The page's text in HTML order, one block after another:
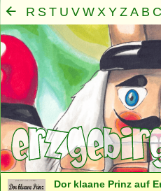
R S T U V W X Y Z A B C
O P
Mensch·Seele·Geist
Dor klaane Prinz auf